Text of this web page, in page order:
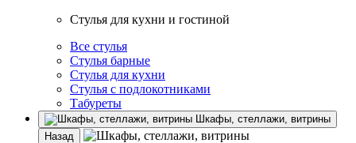
Стулья для кухни и гостиной
Все стулья
Стулья барные
Стулья для кухни
Стулья с подлокотниками
Табуреты
Шкафы, стеллажи, витрины
Назад